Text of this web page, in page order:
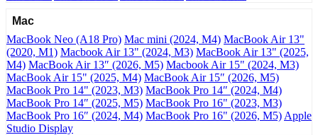
Mac
MacBook Neo (A18 Pro) Mac mini (2024, M4) MacBook Air 13"
(2020, M1) Macbook Air 13" (2024, M3) MacBook Air 13" (2025,
M4) MacBook Air 13″ (2026, M5) Macbook Air 15" (2024, M3)
MacBook Air 15" (2025, M4) MacBook Air 15″ (2026, M5)
MacBook Pro 14" (2023, M3) MacBook Pro 14″ (2024, M4)
MacBook Pro 14″ (2025, M5) MacBook Pro 16" (2023, M3)
MacBook Pro 16″ (2024, M4) MacBook Pro 16" (2026, M5) Apple
Studio Display